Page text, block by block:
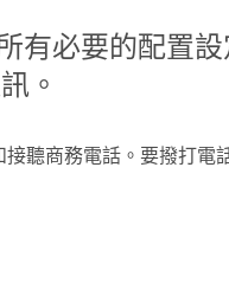
有必要的配置
。
聽商務電話。要撥打電